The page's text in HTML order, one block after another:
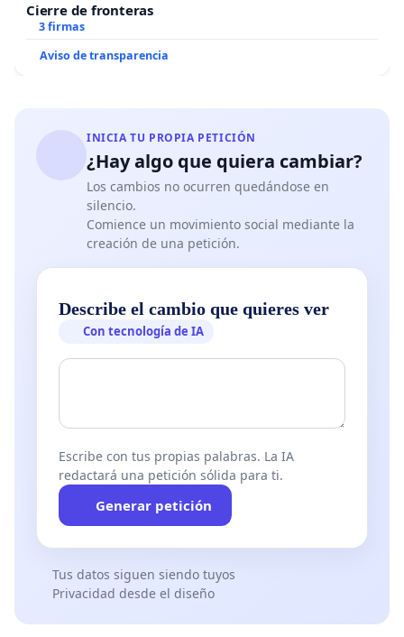
Cierre de fronteras
3 firmas
Aviso de transparencia
INICIA TU PROPIA PETICIÓN
¿Hay algo que quiera cambiar?
Los cambios no ocurren quedándose en
silencio.
Comience un movimiento social mediante la
creación de una petición.
Describe el cambio que quieres ver
Con tecnología de IA
Escribe con tus propias palabras. La IA
redactará una petición sólida para ti.
Generar petición
Tus datos siguen siendo tuyos
Privacidad desde el diseño